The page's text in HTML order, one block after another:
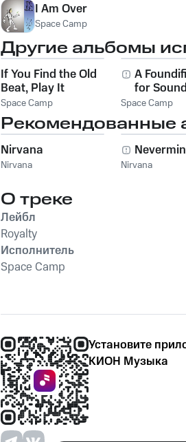
I Am Over
Space Camp
Другие альбомы
If You Find the Old
Beat, Play It
Space Camp
A
for
Space Camp
Рекомендованные
Nirvana
Nirvana Nirvana
О треке
Лейбл
Royalty
Исполнитель
Space Camp
Установите
КИОН Музыка